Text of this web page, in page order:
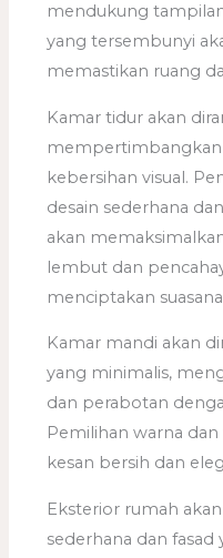
mendukung
yang tersembunyi
memastikan ruang
Kamar tidur akan
kebersihan visual.
desain sederhana
akan
lembut dan
menciptakan
Kamar mandi akan
yang minimalis,
dan perabotan
Pemilihan warna
kesan bersih dan
Eksterior rumah
sederhana dan